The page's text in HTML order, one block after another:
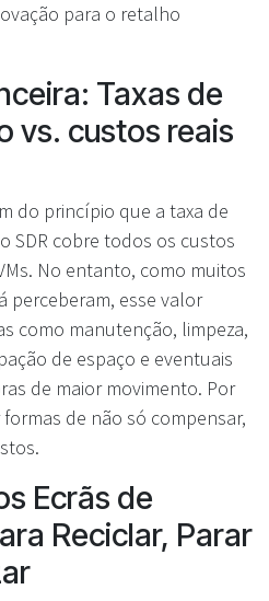
para o retalho
Taxas de
vs. custos reais
do princípio que a taxa de
SDR cobre todos os custos
No entanto, como muitos
perceberam, esse valor
como manutenção, limpeza,
de espaço e eventuais
de maior movimento. Por
de não só compensar,
Ecrãs de
Reciclar, Parar